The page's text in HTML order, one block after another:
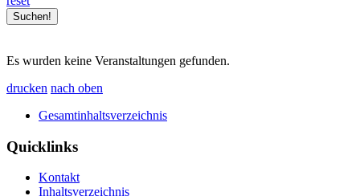
Es wurden keine Veranstaltungen gefunden.
drucken nach oben
Gesamtinhaltsverzeichnis
Quicklinks
Kontakt
Inhaltsverzeichnis